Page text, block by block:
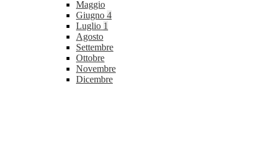
Maggio
Giugno 4
Luglio 1
Agosto
Settembre
Ottobre
Novembre
Dicembre